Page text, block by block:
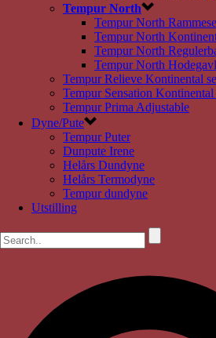
Tempur North
Tempur North
Tempur North
Tempur North
Tempur North Hodegavl
Tempur Relieve Kontinental
Tempur Sensation
Tempur Prima Adjustable
Dyne/Pute
Tempur Puter
Dunpute Irene
Helårs Dundyne
Helårs Termodyne
Tempur dundyne
Utstilling